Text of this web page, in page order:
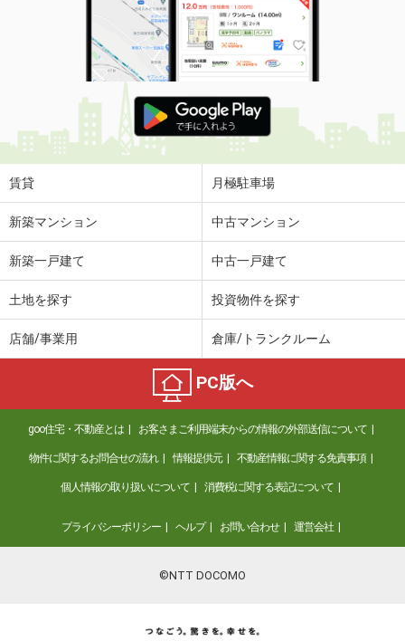
賃貸 月極駐車場
新築マンション 中古マンション
新築一戸建て 中古一戸建て
土地を探す 投資物件を探す
店舗/事業用 倉庫/トランクルーム
PC版へ
goo住宅・不動産とは お客さまご利用端末からの情報の外部送信について
物件に関するお問合せの流れ 情報提供元 不動産情報に関する免責事項
個人情報の取り扱いについて 消費税に関する表記について
プライバシーポリシー ヘルプ お問い合わせ 運営会社
©NTT DOCOMO